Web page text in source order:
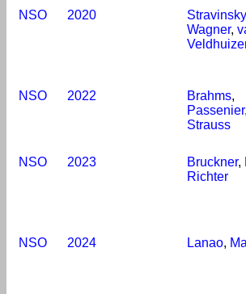
NSO
2020 Stravinsky
Wagner,
NSO
2022 Brahms,
Passenier,
Strauss
NSO
2023 Bruckner,
Richter
NSO
2024 Lanao,